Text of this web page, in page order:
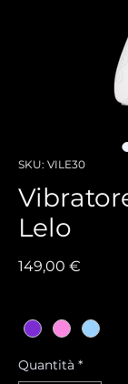
SKU: VILE30
Lelo
149,00 €
Quantità *